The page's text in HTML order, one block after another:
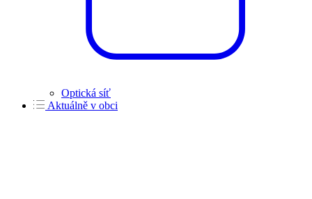
Optická síť
Aktuálně v obci